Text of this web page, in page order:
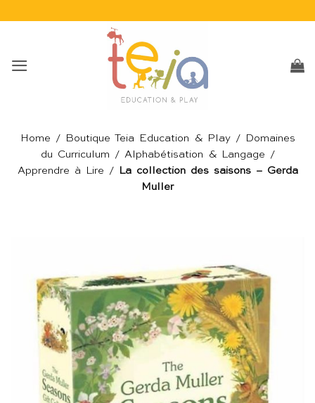
Home / Boutique Teia Education & Play/
Domaines
du Curriculum / Alphabétisation & Langage /
Apprendre à Lire /
La collection des saisons – Gerda
Muller